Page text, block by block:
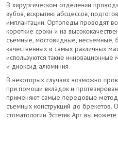
В хирургическом отделении
зубов, вскрытию абсцессов,
имплантации. Ортопеды проводят
короткие сроки и на
съемные, мостовидные, несъемные,
качественных и самых различных
используются такие инновационные
и диоксид алюминия.
В некоторых случаях возможно
при помощи вкладок и
применяют самые передовые
съемных конструкций до брекетов.
стоматологии Эстетик Арт вы можете